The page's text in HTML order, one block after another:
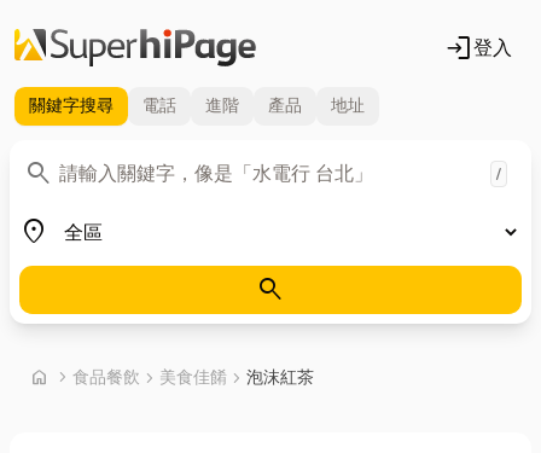
login登入
關鍵字搜尋 電話 進階 產品 地址
search
關鍵字 /
place
地區
search
home chevron_right 首頁
食品餐飲 chevron_right 美食佳餚 chevron_right 泡沫紅茶